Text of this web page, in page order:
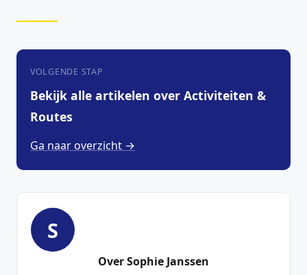
VOLGENDE STAP
Bekijk alle artikelen over Activiteiten &
Routes
Ga naar overzicht →
S
Over Sophie Janssen